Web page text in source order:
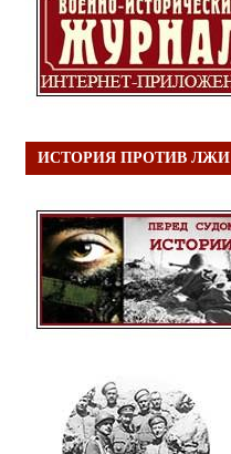
ИСТОРИЯ ПРОТИВ ЛЖИ